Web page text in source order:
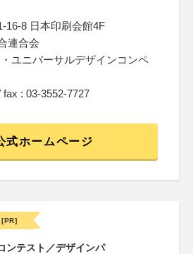
16-8 日本印刷会館4F
連合会
・ユニバーサルデザインコンペ
fax : 03-3552-7727
式ホームページ
[PR]
ンテスト／デザインパ